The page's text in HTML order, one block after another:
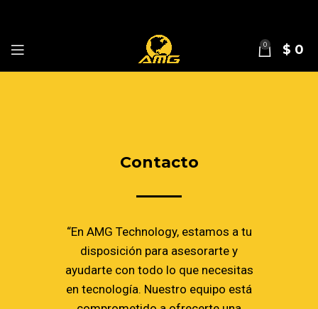
0 $ 0
Contacto
“En AMG Technology, estamos a tu
disposición para asesorarte y
ayudarte con todo lo que necesitas
en tecnología. Nuestro equipo está